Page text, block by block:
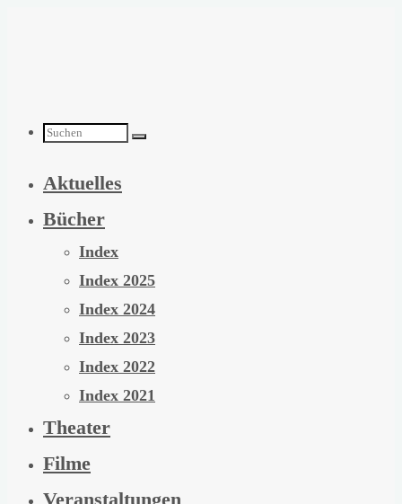
Suchen
nach:
Aktuelles
Bücher
Index
Index 2025
Index 2024
Index 2023
Index 2022
Index 2021
Theater
Filme
Veranstaltungen